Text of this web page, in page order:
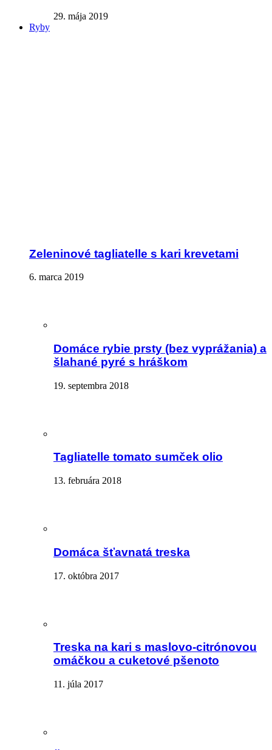
29. mája 2019
Ryby
Zeleninové tagliatelle s kari krevetami
6. marca 2019
Domáce rybie prsty (bez vyprážania) a
šlahané pyré s hráškom
19. septembra 2018
Tagliatelle tomato sumček olio
13. februára 2018
Domáca šťavnatá treska
17. októbra 2017
Treska na kari s maslovo-citrónovou
omáčkou a cuketové pšenoto
11. júla 2017